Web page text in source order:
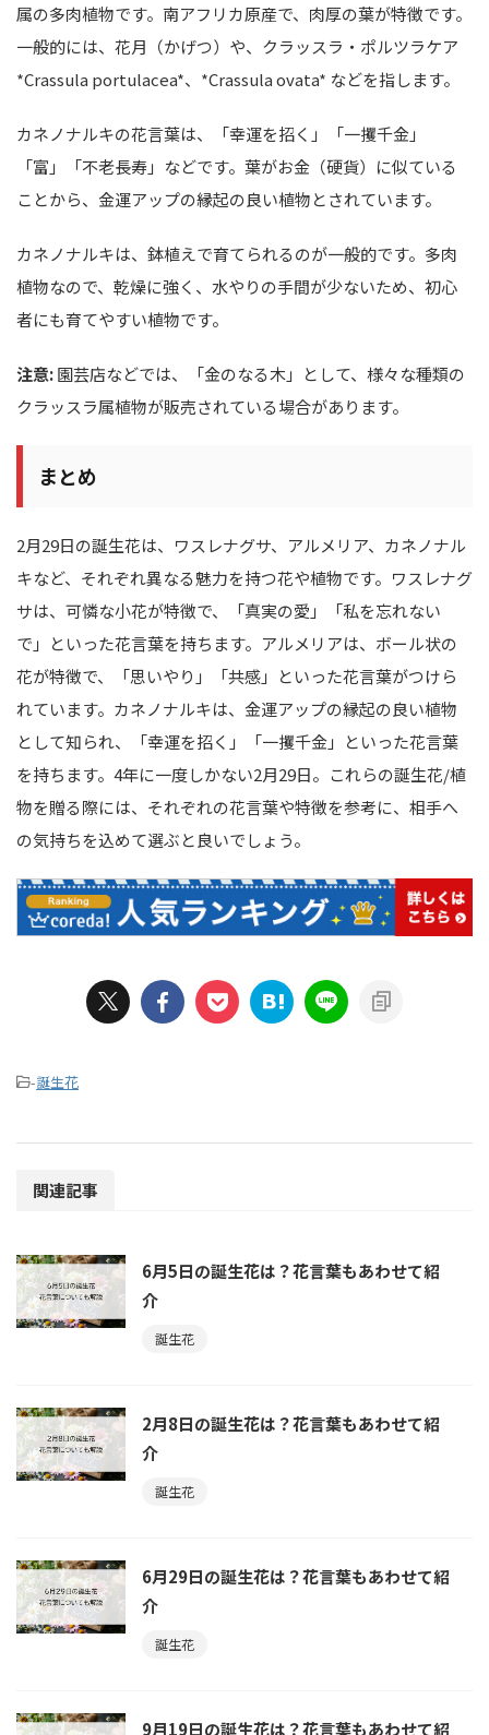
属の多肉植物です。南アフリカ原産で、肉厚の葉が特徴です。
一般的には、花月（かげつ）や、クラッスラ・ポルツラケア
*Crassula portulacea*、*Crassula ovata* などを指します。
カネノナルキの花言葉は、「幸運を招く」「一攫千金」
「富」「不老長寿」などです。葉がお金（硬貨）に似ている
ことから、金運アップの縁起の良い植物とされています。
カネノナルキは、鉢植えで育てられるのが一般的です。多肉
植物なので、乾燥に強く、水やりの手間が少ないため、初心
者にも育てやすい植物です。
注意:園芸店などでは、「金のなる木」として、様々な種類の
クラッスラ属植物が販売されている場合があります。
まとめ
2月29日の誕生花は、ワスレナグサ、アルメリア、カネノナル
キなど、それぞれ異なる魅力を持つ花や植物です。ワスレナグ
サは、可憐な小花が特徴で、「真実の愛」「私を忘れない
で」といった花言葉を持ちます。アルメリアは、ボール状の
花が特徴で、「思いやり」「共感」といった花言葉がつけら
れています。カネノナルキは、金運アップの縁起の良い植物
として知られ、「幸運を招く」「一攫千金」といった花言葉
を持ちます。4年に一度しかない2月29日。これらの誕生花/植
物を贈る際には、それぞれの花言葉や特徴を参考に、相手へ
の気持ちを込めて選ぶと良いでしょう。
-誕生花
関連記事
6月5日の誕生花は？花言葉もあわせて紹
介
誕生花
2月8日の誕生花は？花言葉もあわせて紹
介
誕生花
6月29日の誕生花は？花言葉もあわせて紹
介
誕生花
9月19日の誕生花は？花言葉もあわせて紹